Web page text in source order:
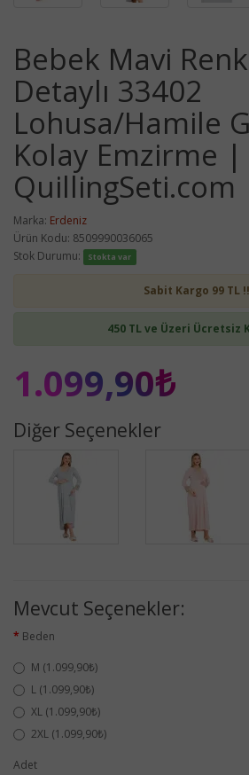
Bebek Mavi
Detaylı 33402
Lohusa/Hamile
Kolay Emzirme |
QuillingSeti.com
Marka: Erdeniz
Ürün Kodu: 8509990036065
Stok Durumu:
Stokta var
Sabit Kargo 99 TL
450 TL ve Üzeri Ücretsiz
1.099,90₺
Diğer Seçenekler
Mevcut Seçenekler:
Beden
M (1.099,90₺)
L (1.099,90₺)
XL (1.099,90₺)
2XL (1.099,90₺)
Adet